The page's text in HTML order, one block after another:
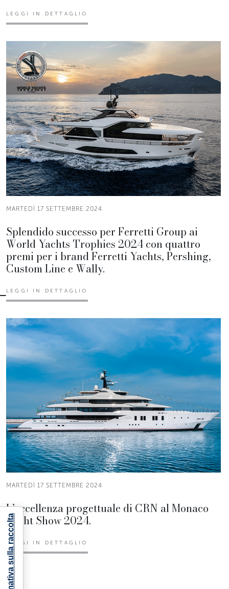
LEGGI IN DETTAGLIO
MARTEDÌ 17 SETTEMBRE 2024
Splendido successo per Ferretti Group ai
World Yachts Trophies 2024 con quattro
premi per i brand Ferretti Yachts, Pershing,
Custom Line e Wally.
LEGGI IN DETTAGLIO
MARTEDÌ 17 SETTEMBRE 2024
L’eccellenza progettuale di CRN al Monaco
Yacht Show 2024.
LEGGI IN DETTAGLIO
Informativa sulla raccolta